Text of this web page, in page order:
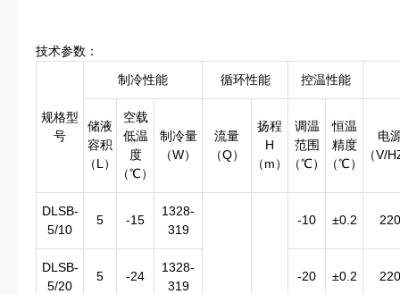
技术参数：
规格型
号
制冷性能 循环性能 控温性能
储液
容积
（L）
空载
低温
度
（℃）
制冷量
（W）
流量
（Q）
扬程
H
（m）
调温
范围
（℃）
恒温
精度
（℃）
电
（V/
DLSB-
5/10
5 -15
1328-
319
-10 ±0.2 220
DLSB-
5/20
5 -24
1328-
319
-20 ±0.2 220